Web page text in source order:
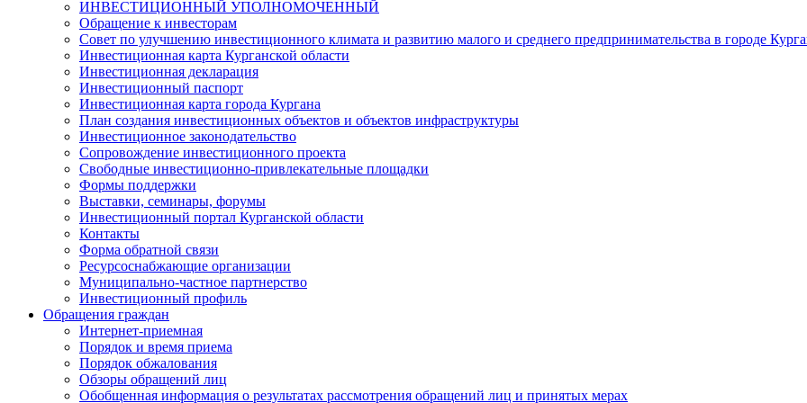
ИНВЕСТИЦИОННЫЙ УПОЛНОМОЧЕННЫЙ
Обращение к инвесторам
Совет по улучшению инвестиционного климата и развитию малого и среднего предпринимательства в городе
Инвестиционная карта Курганской области
Инвестиционная декларация
Инвестиционный паспорт
Инвестиционная карта города Кургана
План создания инвестиционных объектов и объектов инфраструктуры
Инвестиционное законодательство
Сопровождение инвестиционного проекта
Свободные инвестиционно-привлекательные площадки
Формы поддержки
Выставки, семинары, форумы
Инвестиционный портал Курганской области
Контакты
Форма обратной связи
Ресурсоснабжающие организации
Муниципально-частное партнерство
Инвестиционный профиль
Обращения граждан
Интернет-приемная
Порядок и время приема
Порядок обжалования
Обзоры обращений лиц
Обобщенная информация о результатах рассмотрения обращений лиц и принятых мерах